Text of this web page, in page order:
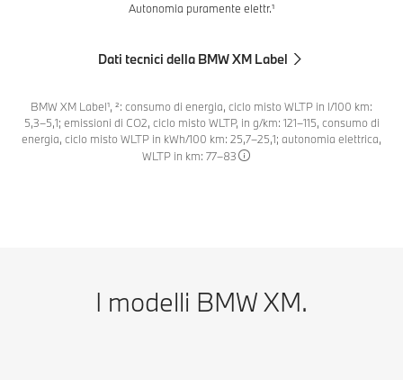
Autonomia puramente elettr.¹
Dati tecnici della BMW XM Label
BMW XM Label¹, ²: consumo di energia, ciclo misto WLTP in l/100 km:
5,3–5,1; emissioni di CO2, ciclo misto WLTP, in g/km: 121–115, consumo di
energia, ciclo misto WLTP in kWh/100 km: 25,7–25,1; autonomia elettrica,
WLTP in km: 77–83
I modelli BMW XM.